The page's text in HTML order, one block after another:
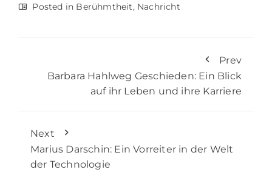
Posted in Berühmtheit, Nachricht
Prev
Barbara Hahlweg Geschieden: Ein Blick
auf ihr Leben und ihre Karriere
Next
Marius Darschin: Ein Vorreiter in der Welt
der Technologie